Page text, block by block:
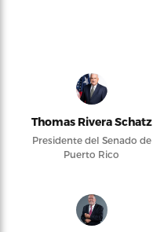
Thomas Rivera Schatz
Presidente del Senado de
Puerto Rico